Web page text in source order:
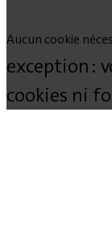
Aucun cookie
exception :
cookies ni